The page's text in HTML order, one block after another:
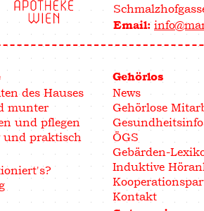
Email:
des Hauses
munter
und pflegen
und praktisch
Gehörlos
News
Gehörlose
ÖGS
Gebärden-
Induktive
Kontakt